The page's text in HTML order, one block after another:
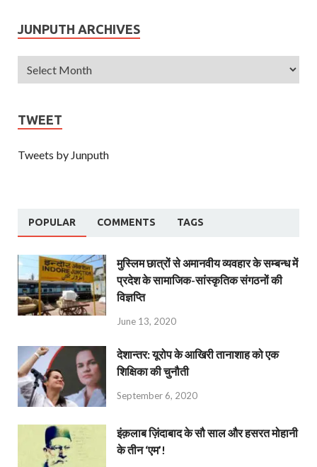
JUNPUTH ARCHIVES
TWEET
Tweets by Junputh
POPULAR COMMENTS TAGS
मुस्लिम छात्रों से अमानवीय व्यवहार के सम्बन्ध में
प्रदेश के सामाजिक-सांस्कृतिक संगठनों की
विज्ञप्ति
June 13, 2020
देशान्‍तर: यूरोप के आखिरी तानाशाह को एक
शिक्षिका की चुनौती
September 6, 2020
इंक़लाब ज़िंदाबाद के सौ साल और हसरत मोहानी
के तीन ‘एम’!